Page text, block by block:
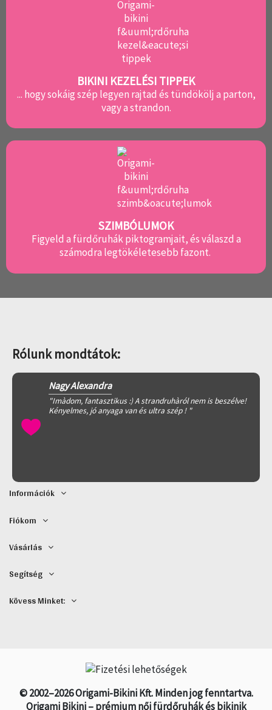
BIKINI KEZELÉSI TIPPEK
... hogy sokáig szép legyen rajtad és tündökölj a parton,
vagy a strandon.
SZIMBÓLUMOK
Figyeld a fürdőruhák piktogramjait, és válaszd a
számodra legtökéletesebb fazont.
Rólunk mondtátok:
Nagy Alexandra
"Imàdom, fantasztikus :) A strandruhàról nem is beszélve!
Kényelmes, jó anyaga van és ultra szép ! "
Információk
Fiókom
Vásárlás
Segítség
Kövess Minket:
© 2002–2026 Origami-Bikini Kft. Minden jog fenntartva.
Origami Bikini – prémium női fürdőruhák és bikinik